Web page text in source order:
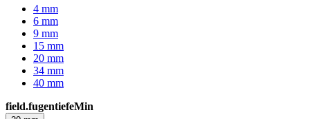
4 mm
6 mm
9 mm
15 mm
20 mm
34 mm
40 mm
field.fugentiefeMin